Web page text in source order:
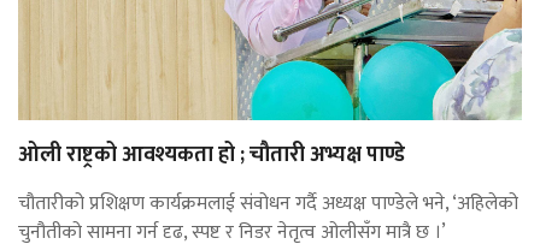
ओली राष्ट्रको आवश्यकता हो ; चौतारी अभ्यक्ष पाण्डे
चौतारीको प्रशिक्षण कार्यक्रमलाई संवोधन गर्दै अध्यक्ष पाण्डेले भने, ‘अहिलेको
चुनौतीको सामना गर्न दृढ, स्पष्ट र निडर नेतृत्व ओलीसँग मात्रै छ ।’